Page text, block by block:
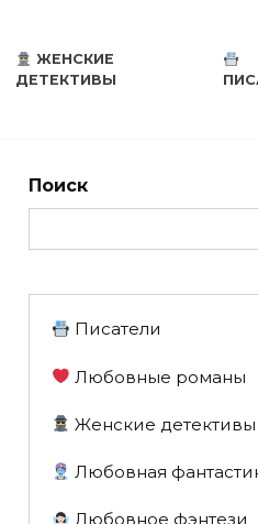
ЖЕНСКИЕ
ДЕТЕКТИВЫ
Поиск
Писатели
Любовные романы
Женские детективы
Любовная
Любовное фэнтези